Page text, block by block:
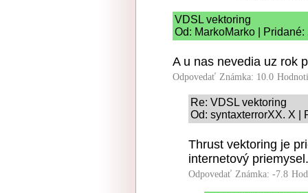
VDSL vektoring
Od: MarkoMarko |
A u nas nevedia uz rok
Odpovedať Známka: 10.0
Re: VDSL vektoring
Od: syntaxterrorXX. X |
Thrust vektoring je
internetový
Odpovedať Známka: -7.8